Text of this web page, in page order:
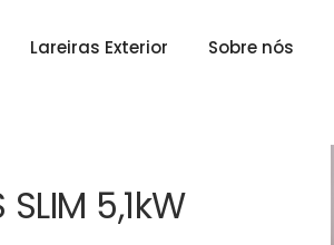
Lareiras Exterior Sobre nós
SLIM 5,1kW